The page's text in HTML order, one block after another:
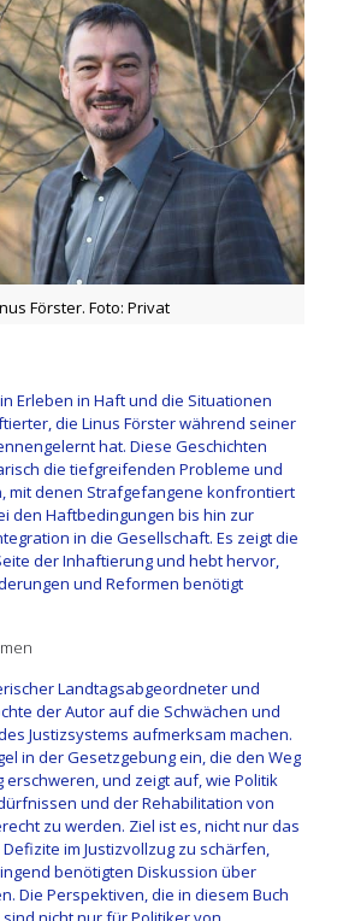
Förster. Foto: Privat
Erleben in Haft und die Situationen
die Linus Förster während seiner
hat. Diese Geschichten
die tiefgreifenden Probleme und
mit denen Strafgefangene konfrontiert
den Haftbedingungen bis hin zur
in die Gesellschaft. Es zeigt die
der Inhaftierung und hebt hervor,
und Reformen benötigt
Landtagsabgeordneter und
der Autor auf die Schwächen und
Justizsystems aufmerksam machen.
in der Gesetzgebung ein, die den Weg
erschweren, und zeigt auf, wie Politik
und der Rehabilitation von
zu werden. Ziel ist es, nicht nur das
im Justizvollzug zu schärfen,
benötigten Diskussion über
Die Perspektiven, die in diesem Buch